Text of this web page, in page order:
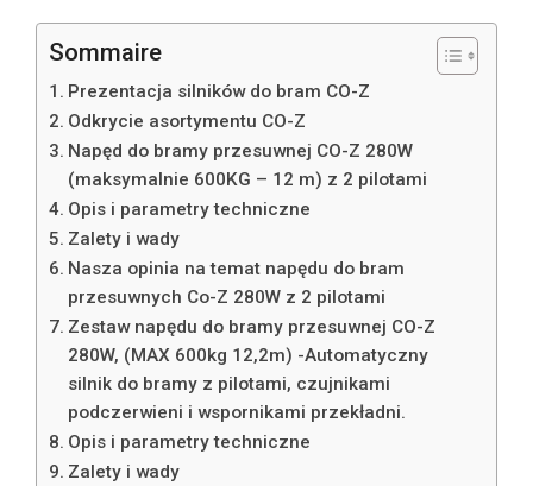
Sommaire
Prezentacja silników do bram CO-Z
Odkrycie asortymentu CO-Z
Napęd do bramy przesuwnej CO-Z 280W
(maksymalnie 600KG – 12 m) z 2 pilotami
Opis i parametry techniczne
Zalety i wady
Nasza opinia na temat napędu do bram
przesuwnych Co-Z 280W z 2 pilotami
Zestaw napędu do bramy przesuwnej CO-Z
280W, (MAX 600kg 12,2m) -Automatyczny
silnik do bramy z pilotami, czujnikami
podczerwieni i wspornikami przekładni.
Opis i parametry techniczne
Zalety i wady